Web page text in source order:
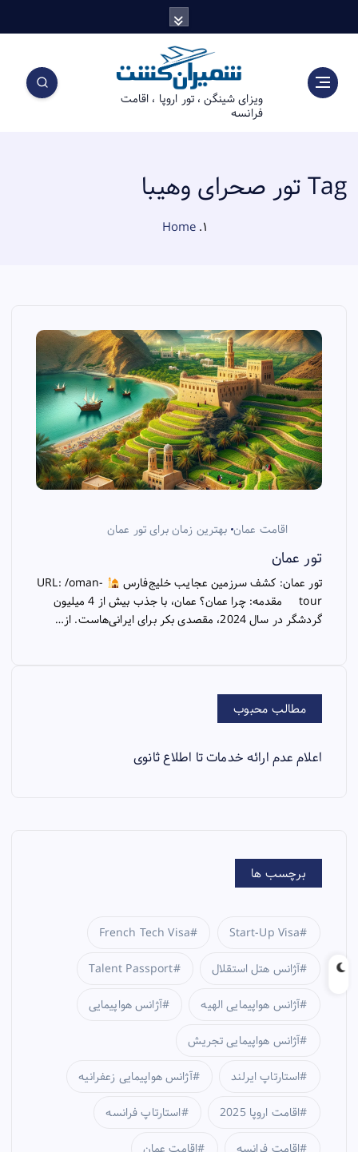
ویزای شینگن ، تور اروپا ، اقامت
فرانسه
Tag تور صحرای وهیبا
Home
اقامت عمان بهترین زمان برای تور عمان
تور عمان
تور عمان: کشف سرزمین عجایب خلیج‌فارس
URL: /oman-
tour مقدمه: چرا عمان؟ عمان، با جذب بیش از 4 میلیون
گردشگر در سال 2024، مقصدی بکر برای ایرانی‌هاست. از…
مطالب محبوب
اعلام عدم ارائه خدمات تا اطلاع ثانوی
برچسب ها
French Tech Visa Start-Up Visa
Talent Passport آژانس هتل استقلال
آژانس هواپیمایی آژانس هواپیمایی الهیه
آژانس هواپیمایی تجریش
آژانس هواپیمایی زعفرانیه استارتاپ ایرلند
استارتاپ فرانسه اقامت اروپا 2025